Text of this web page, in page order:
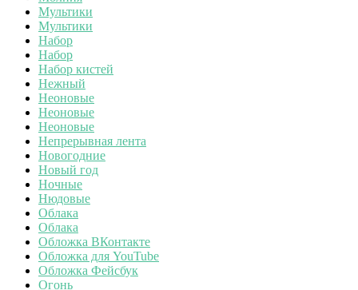
Мультики
Мультики
Набор
Набор
Набор кистей
Нежный
Неоновые
Неоновые
Неоновые
Непрерывная лента
Новогодние
Новый год
Ночные
Нюдовые
Облака
Облака
Обложка ВКонтакте
Обложка для YouTube
Обложка Фейсбук
Огонь